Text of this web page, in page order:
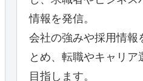
情報を発信。
会社の強みや採用情報
とめ、転職やキャリア
目指します。